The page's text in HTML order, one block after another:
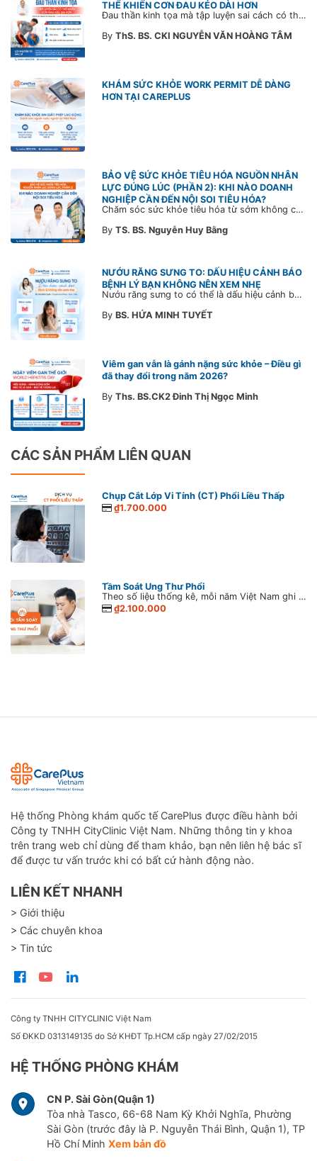
THỂ KHIẾN CƠN ĐAU KÉO DÀI HƠN
Đau thần kinh tọa mà tập luyện sai cách có thể khiến cơn đau trở nặng và kéo dài thời gian hồi phục. Tham khảo chia sẻ của Bác sĩ CarePlus để nắm các động tác cần tránh và có góc nhìn đúng về phương pháp điều trị phù hợp trong bài viết sau.
By ThS. BS. CKI NGUYỄN VĂN HOÀNG TÂM
KHÁM SỨC KHỎE WORK PERMIT DỄ DÀNG
HƠN TẠI CAREPLUS
BẢO VỆ SỨC KHỎE TIÊU HÓA NGUỒN NHÂN
LỰC ĐÚNG LÚC (PHẦN 2): KHI NÀO DOANH
NGHIỆP CẦN ĐẾN NỘI SOI TIÊU HÓA?
Chăm sóc sức khỏe tiêu hóa từ sớm không chỉ giúp phát hiện bệnh kịp thời mà còn góp phần xây dựng đội ngũ khỏe mạnh, ổn định và gắn bó lâu dài. CarePlus sẵn sàng đồng hành cùng doanh nghiệp trong việc thiết kế chương trình chăm sóc sức khỏe phù hợp theo từng nhân sự, nhằm tối ưu hiệu quả đầu tư phúc lợi và phát triển nguồn nhân lực bền vững.
By TS. BS. Nguyễn Huy Bằng
NƯỚU RĂNG SƯNG TO: DẤU HIỆU CẢNH BÁO
BỆNH LÝ BẠN KHÔNG NÊN XEM NHẸ
Nướu răng sưng to có thể là dấu hiệu cảnh báo bệnh lý răng miệng. Cùng Bác sĩ CarePlus tìm hiểu nguyên nhân, triệu chứng và thời điểm cần đi khám bác sĩ trong bài viết dưới đây.
By BS. HỨA MINH TUYẾT
Viêm gan vẫn là gánh nặng sức khỏe – Điều gì
đã thay đổi trong năm 2026?
By Ths. BS.CK2 Đinh Thị Ngọc Minh
CÁC SẢN PHẨM LIÊN QUAN
Chụp Cắt Lớp Vi Tính (CT) Phổi Liều Thấp
₫1.700.000
Tầm Soát Ung Thư Phổi
Theo số liệu thống kê, mỗi năm Việt Nam ghi nhận khoảng 26.262 ca mắc mới ung thư phổi, với số ca tử vong lên đến 23.797 trường hợp. Tại Việt Nam ung thư phổi là một trong những bệnh lý ác tính có số lượng người mắc và tỷ lệ tử vong hàng đầu trong các bệnh ung thư thường gặp ở cả hai giới, chỉ sau ung thư gan. Đáng chú ý, theo thống kê ung thư toàn cầu GLOBOCAN, năm 2020 ở nước ta hơn 90% các trường hợp mắc ung thư phổi có liên quan đến việc hút thuốc lá.
₫2.100.000
Hệ thống Phòng khám quốc tế CarePlus được điều hành bởi
Công ty TNHH CityClinic Việt Nam. Những thông tin y khoa
trên trang web chỉ dùng để tham khảo, bạn nên liên hệ bác sĩ
để được tư vấn trước khi có bất cứ hành động nào.
LIÊN KẾT NHANH
> Giới thiệu
> Các chuyên khoa
> Tin tức
Công ty TNHH CITYCLINIC Việt Nam
Số ĐKKD 0313149135 do Sở KHĐT Tp.HCM cấp ngày 27/02/2015
HỆ THỐNG PHÒNG KHÁM
CN P. Sài Gòn(Quận 1)
Tòa nhà Tasco, 66-68 Nam Kỳ Khởi Nghĩa, Phường
Sài Gòn (trước đây là P. Nguyễn Thái Bình, Quận 1), TP
Hồ Chí Minh Xem bản đồ